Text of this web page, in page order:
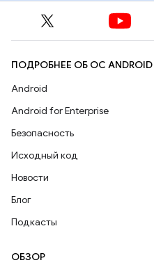
ПОДРОБНЕЕ ОБ ОС ANDROID
Android
Android for Enterprise
Безопасность
Исходный код
Новости
Блог
Подкасты
ОБЗОР